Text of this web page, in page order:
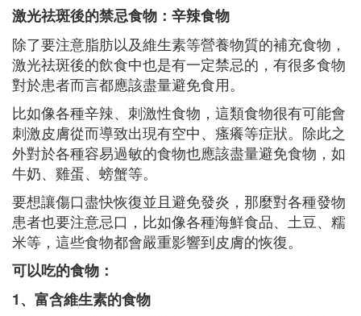
激光祛斑後的禁忌食物：辛辣食物
除了要注意脂肪以及維生素等營養物質的補充食物，
激光祛斑後的飲食中也是有一定禁忌的，有很多食物
對於患者而言都應該盡量避免食用。
比如像各種辛辣、刺激性食物，這類食物很有可能會
刺激皮膚從而導致出現有空中、瘙癢等症狀。除此之
外對於各種容易過敏的食物也應該盡量避免食物，如
牛奶、雞蛋、螃蟹等。
要想讓傷口盡快恢復並且避免發炎，那麼對各種發物
患者也要注意忌口，比如像各種海鮮食品、土豆、糯
米等，這些食物都會嚴重影響到皮膚的恢復。
可以吃的食物：
1、富含維生素的食物